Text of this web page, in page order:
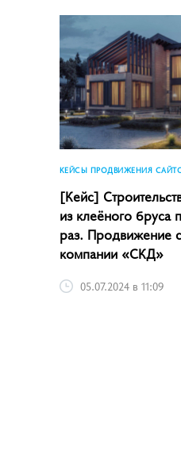
КЕЙСЫ ПРОДВИЖЕНИЯ
[Кейс]
из клеёного бруса
раз. Продвижение
компании «СКД»
05.07.2024 в 11:09